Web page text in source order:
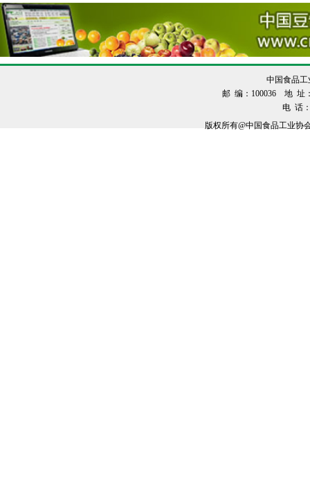
中国食品
邮 编：100036 地 址：
电 话
版权所有@中国食品工业协